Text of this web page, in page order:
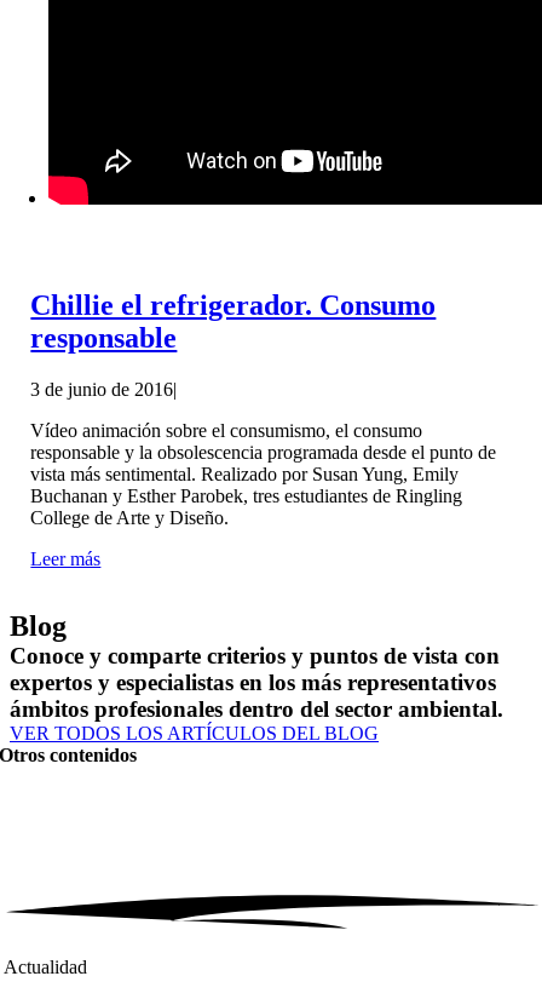
Chillie el refrigerador. Consumo
responsable
3 de junio de 2016|
Vídeo animación sobre el consumismo, el consumo
responsable y la obsolescencia programada desde el punto de
vista más sentimental. Realizado por Susan Yung, Emily
Buchanan y Esther Parobek, tres estudiantes de Ringling
College de Arte y Diseño.
Leer más
Blog
Conoce y comparte criterios y puntos de vista con
expertos y especialistas en los más representativos
ámbitos profesionales dentro del sector ambiental.
VER TODOS LOS ARTÍCULOS DEL BLOG
Otros contenidos
Actualidad